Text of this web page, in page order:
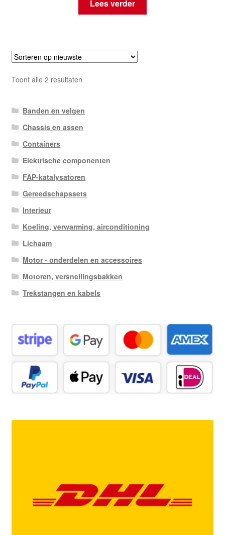
Lees verder
Toont alle 2 resultatenGesorteerd
Banden en velgen
Chassis en assen
Containers
Elektrische componenten
FAP-katalysatoren
Gereedschapssets
Interieur
Koeling, verwarming, airconditioning
Lichaam
Motor - onderdelen en accessoires
Motoren, versnellingsbakken
Trekstangen en kabels